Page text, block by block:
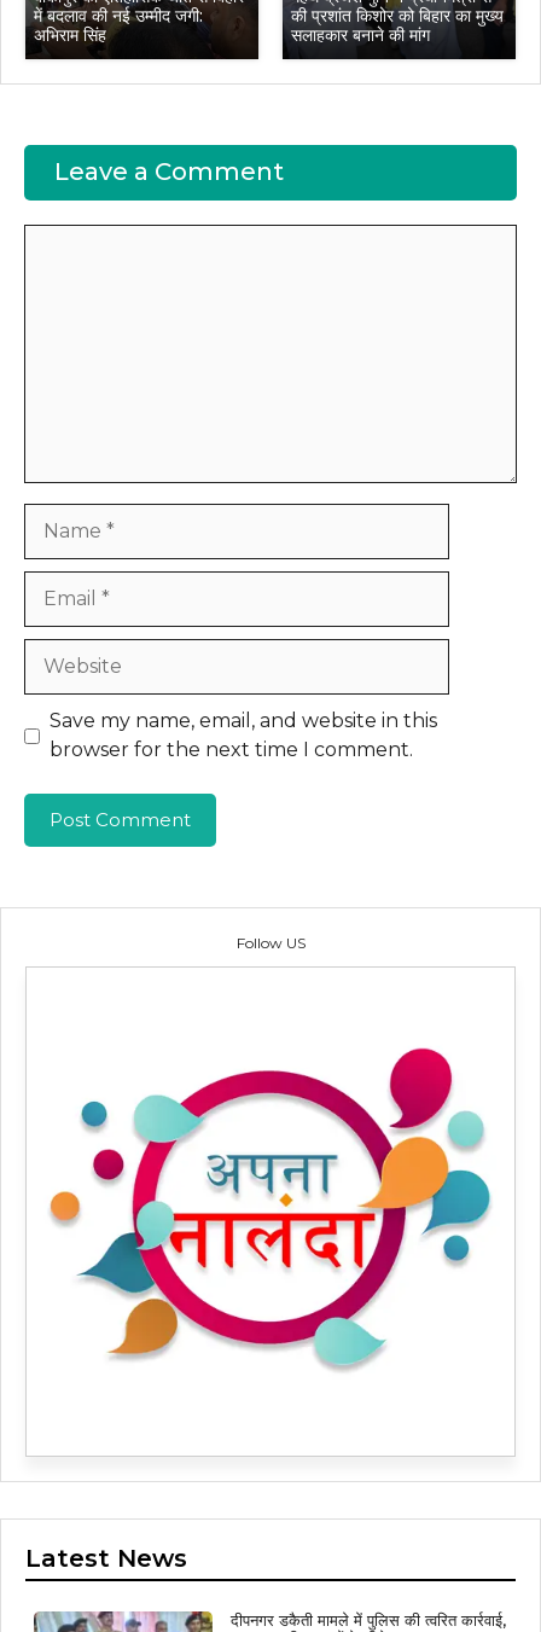
में बदलाव की नई उम्मीद जगी:
अभिराम सिंह
की प्रशांत किशोर को बिहार का मुख्य
सलाहकार बनाने की मांग
Leave a Comment
Website
Save my name, email, and website in this
browser for the next time I comment.
Follow US
Latest News
दीपनगर डकैती मामले में पुलिस की त्वरित कार्रवाई,